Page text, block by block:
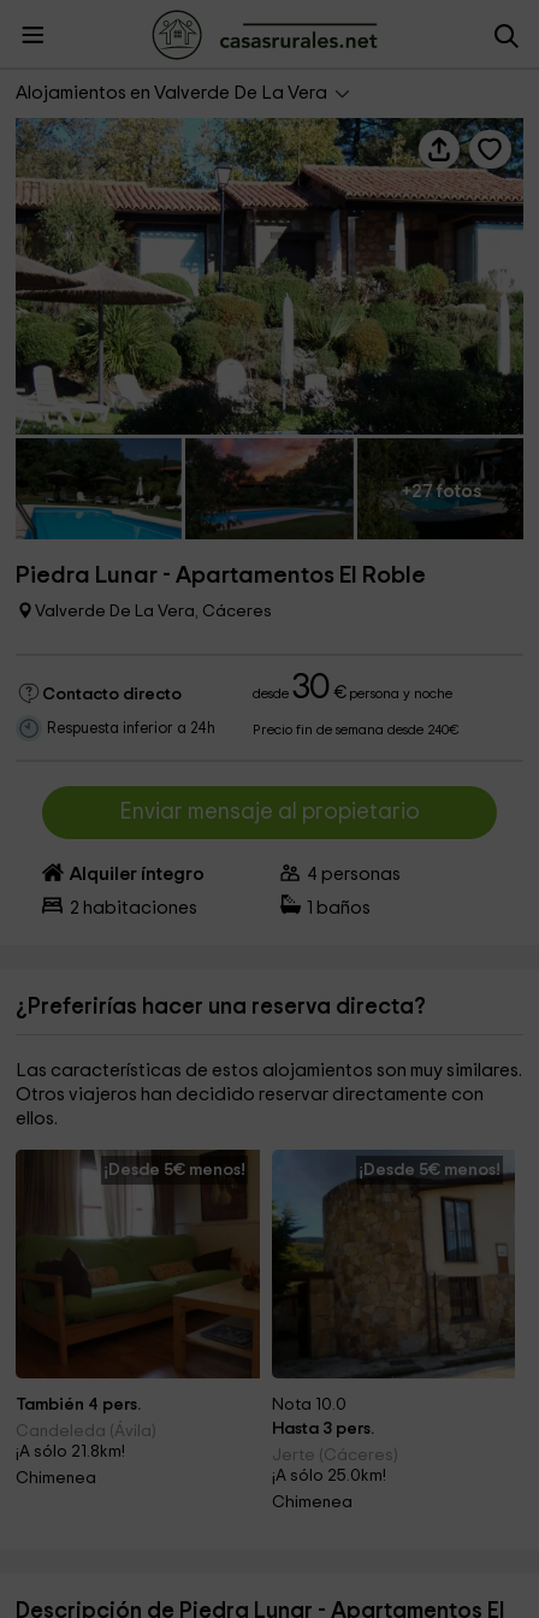
Alojamientos en Valverde De La Vera
Piedra Lunar - Apartamentos El Roble
+27 fotos
Piedra Lunar - Apartamentos El Roble
Valverde De La Vera, Cáceres
Contacto directo desde30 €persona y noche
Respuesta inferior a 24h Precio fin de semana desde 240€
Enviar mensaje al propietario
Alquiler íntegro 4 personas
2 habitaciones baños
¿Preferirías hacer una reserva directa?
Las características de estos alojamientos son muy similares.
Otros viajeros han decidido reservar directamente con
ellos.
¡Desde 5€ menos!
También 4 pers.
Candeleda (Ávila)
¡A sólo 21.8km!
Chimenea
¡Desde 5€ menos!
Nota 10.0
Hasta 3 pers.
Jerte (Cáceres)
¡A sólo 25.0km!
Chimenea
Descripción de Piedra Lunar - Apartamentos El